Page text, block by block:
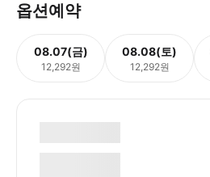
옵션예약
08.07(금)
12,292원
08.08(토)
12,292원